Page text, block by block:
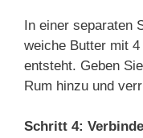
In einer separaten
weiche Butter mit
entsteht. Geben
Rum hinzu und
Schritt 4: